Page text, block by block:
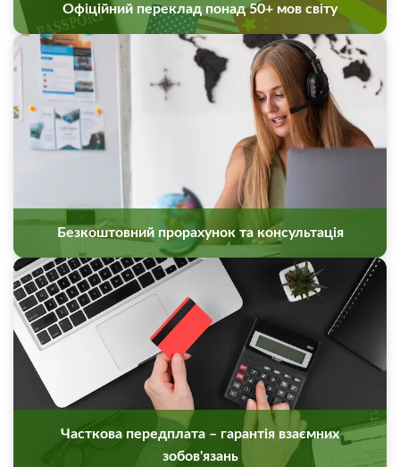
Офіційний переклад понад 50+ мов світу
Безкоштовний прорахунок та консультація
Часткова передплата – гарантія взаємних
зобов'язань